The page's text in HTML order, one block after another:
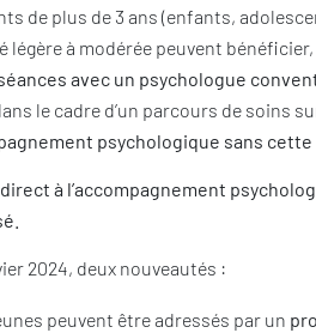
de plus de 3 ans (enfants,
légère à modérée peuvent
avec un psychologue
le cadre d’un parcours de soins
psychologique sans
à l’accompagnement
2024, deux nouveautés :
peuvent être adressés par un